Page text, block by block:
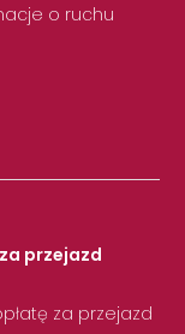
o ruchu
przejazd
za przejazd